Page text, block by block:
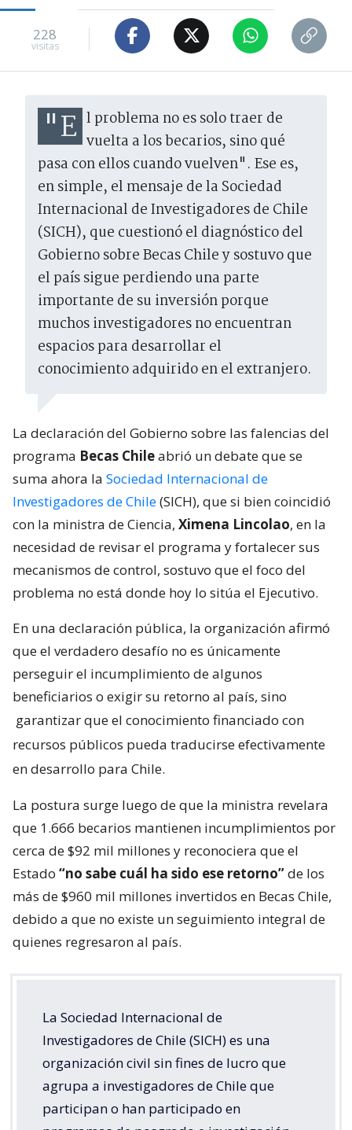
228
visitas
"El problema no es solo traer de vuelta a los becarios, sino qué
pasa con ellos cuando vuelven". Ese es,
en simple, el mensaje de la Sociedad
Internacional de Investigadores de Chile
(SICH), que cuestionó el diagnóstico del
Gobierno sobre Becas Chile y sostuvo que
el país sigue perdiendo una parte
importante de su inversión porque
muchos investigadores no encuentran
espacios para desarrollar el
conocimiento adquirido en el extranjero.
La declaración del Gobierno sobre las falencias del
programa Becas Chileabrió un debate que se
suma ahora la Sociedad Internacional de
Investigadores de Chile(SICH), que si bien coincidió
con la ministra de Ciencia, Ximena Lincolao, en la
necesidad de revisar el programa y fortalecer sus
mecanismos de control, sostuvo que el foco del
problema no está donde hoy lo sitúa el Ejecutivo.
En una declaración pública, la organización afirmó
que el verdadero desafío no es únicamente
perseguir el incumplimiento de algunos
beneficiarios o exigir su retorno al país, sino
garantizar que el conocimiento financiado con
recursos públicos pueda traducirse efectivamente
en desarrollo para Chile.
La postura surge luego de que la ministra revelara
que 1.666 becarios mantienen incumplimientos por
cerca de $92 mil millones y reconociera que el
Estado “no sabe cuál ha sido ese retorno”de los
más de $960 mil millones invertidos en Becas Chile,
debido a que no existe un seguimiento integral de
quienes regresaron al país.
La Sociedad Internacional de
Investigadores de Chile (SICH) es una
organización civil sin fines de lucro que
agrupa a investigadores de Chile que
participan o han participado en